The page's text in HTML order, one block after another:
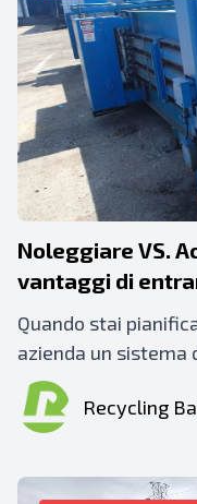
Noleggiare VS.
vantaggi di
Quando stai
azienda un sistema
Recycling